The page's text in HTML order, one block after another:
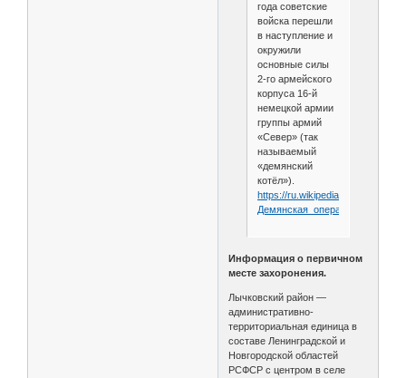
года советские
войска перешли
в наступление и
окружили
основные силы
2-го армейского
корпуса 16-й
немецкой армии
группы армий
«Север» (так
называемый
«демянский
котёл»).
https://ru.wikipedia.org/wiki/
Демянская_операция_
Информация о первичном
месте захоронения.
Лычковский район —
административно-
территориальная единица в
составе Ленинградской и
Новгородской областей
РСФСР с центром в селе